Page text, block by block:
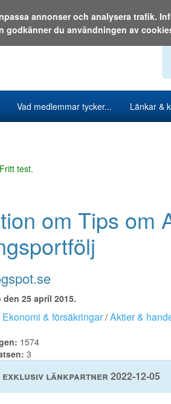
Vad medlemmar tycker... Länkar &
test.
om Tips om
25 april 2015.
Ekonomi & försäkringar/Aktier &
1574
3
länkpartner 2022-12-05
annonser och analysera trafik.
godkänner du användningen av